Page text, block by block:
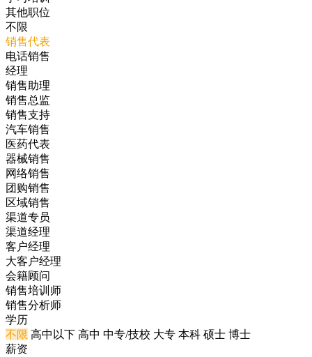
其他职位
不限
销售代表
电话销售
经理
销售助理
销售总监
销售支持
汽车销售
医药代表
器械销售
网络销售
团购销售
区域销售
渠道专员
渠道经理
客户经理
大客户经理
会籍顾问
销售培训师
销售分析师
学历
不限 高中以下 高中 中专/技校 大专 本科 硕士 博士
薪资